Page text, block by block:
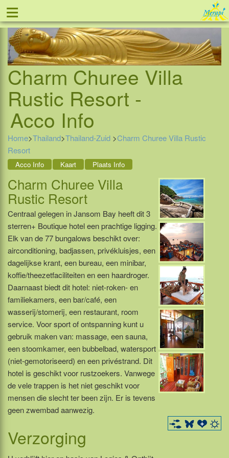
≡ Tel: 088 - 81 11 999
Charm Churee Villa
Rustic Resort -
Acco Info
Home>Thailand>Thailand-Zuid >Charm Churee Villa Rustic
Resort
Acco Info Kaart Plaats Info
Charm Churee Villa
Rustic Resort
Centraal gelegen in Jansom Bay heeft dit 3
sterren+ Boutique hotel een prachtige ligging.
Elk van de 77 bungalows beschikt over:
airconditioning, badjassen, privékluisjes, een
dagelijkse krant, een bureau, een minibar,
koffie/theezetfaciliteiten en een haardroger.
Daarnaast biedt dit hotel: niet-roken- en
familiekamers, een bar/café, een
wasserij/stomerij, een restaurant, room
service. Voor sport of ontspanning kunt u
gebruik maken van: massage, een sauna,
een stoomkamer, een bubbelbad, watersport
(niet-gemotoriseerd) en een privéstrand. Dit
hotel is geschikt voor rustzoekers. Vanwege
de vele trappen is het niet geschikt voor
mensen die slecht ter been zijn. Er is tevens
geen zwembad aanwezig.
Verzorging